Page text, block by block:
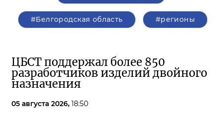
#Белгородская область #регионы
ЦБСТ поддержал более 850
разработчиков изделий двойного
назначения
05 августа 2026, 18:50